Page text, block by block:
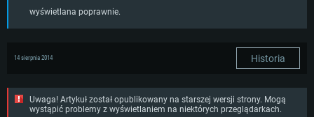
wyświetlana poprawnie.
14 sierpnia 2014 Historia
Uwaga! Artykuł został opublikowany na starszej wersji strony. Mogą
wystąpić problemy z wyświetlaniem na niektórych przeglądarkach.